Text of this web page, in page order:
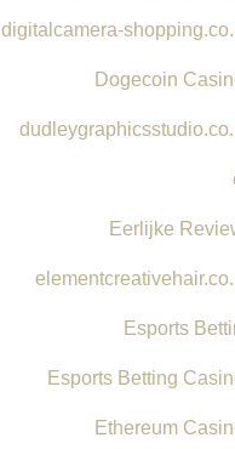
digitalcamera-
Dogecoin
Eerlijke
Esports
Esports Betting
Ethereum